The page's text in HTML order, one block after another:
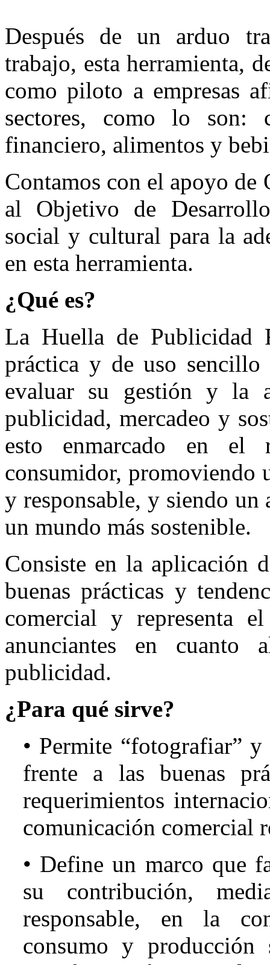
Después de un arduo
trabajo, esta herramienta,
como piloto a empresas
sectores, como lo son:
financiero, alimentos y
Contamos con el apoyo
al Objetivo de
social y cultural para la
en esta herramienta.
¿Qué es?
La Huella de Publicidad
práctica y de uso sencillo
evaluar su gestión y la
publicidad, mercadeo y
esto enmarcado en el
consumidor, promoviendo
y responsable, y siendo
un mundo más sostenible.
Consiste en la aplicación
buenas prácticas y
comercial y representa
anunciantes en cuanto
publicidad.
¿Para qué sirve?
• Permite “fotografiar”
frente a las buenas
requerimientos
comunicación comercial
• Define un marco que
su contribución,
responsable, en la
consumo y